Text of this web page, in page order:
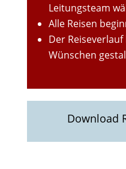
Leitungsteam
Alle Reisen
Der
Wünschen
Download